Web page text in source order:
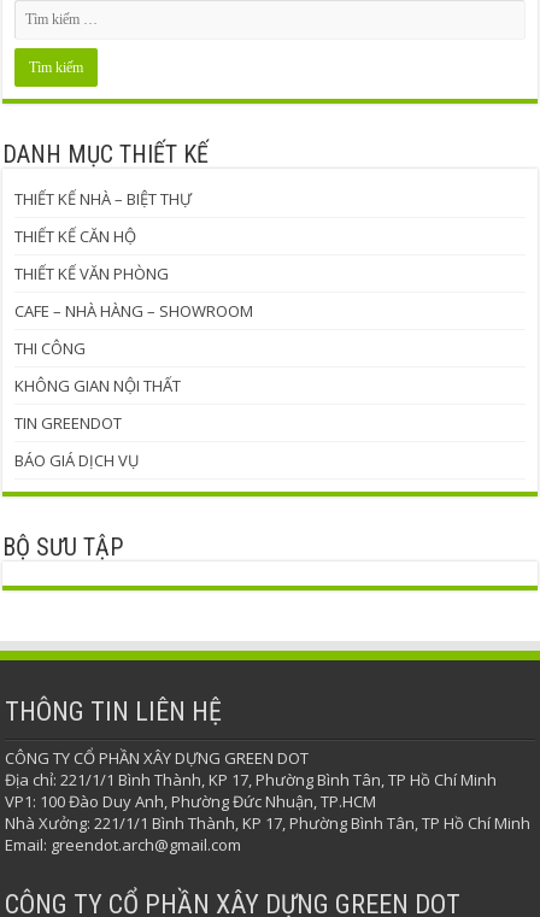
DANH MỤC THIẾT KẾ
THIẾT KẾ NHÀ – BIỆT THỰ
THIẾT KẾ CĂN HỘ
THIẾT KẾ VĂN PHÒNG
CAFE – NHÀ HÀNG – SHOWROOM
THI CÔNG
KHÔNG GIAN NỘI THẤT
TIN GREENDOT
BÁO GIÁ DỊCH VỤ
BỘ SƯU TẬP
THÔNG TIN LIÊN HỆ
CÔNG TY CỔ PHẦN XÂY DỰNG GREEN DOT
Địa chỉ: 221/1/1 Bình Thành, KP 17, Phường Bình Tân, TP Hồ Chí Minh
VP1: 100 Đào Duy Anh, Phường Đức Nhuận, TP.HCM
Nhà Xưởng: 221/1/1 Bình Thành, KP 17, Phường Bình Tân, TP Hồ Chí Minh
Email: greendot.arch@gmail.com
CÔNG TY CỔ PHẦN XÂY DỰNG GREEN DOT